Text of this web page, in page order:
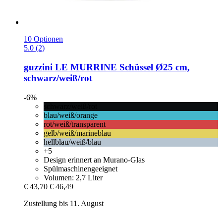
10 Optionen
5.0 (2)
guzzini LE MURRINE Schüssel Ø25 cm,
schwarz/weiß/rot
-6%
blau/weiß/orange
rot/weiß/transparent
gelb/weiß/marineblau
hellblau/weiß/blau
+5
Design erinnert an Murano-Glas
Spülmaschinengeeignet
Volumen: 2,7 Liter
€ 43,70 € 46,49
Zustellung bis 11. August